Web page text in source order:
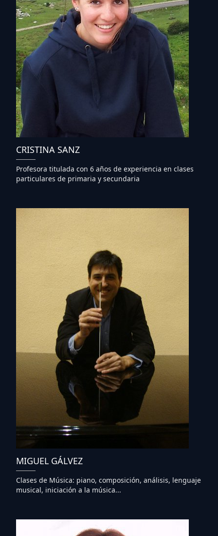
CRISTINA SANZ
Profesora titulada con 6 años de experiencia en clases
particulares de primaria y secundaria
MIGUEL GÁLVEZ
Clases de Música: piano, composición, análisis, lenguaje
musical, iniciación a la música...